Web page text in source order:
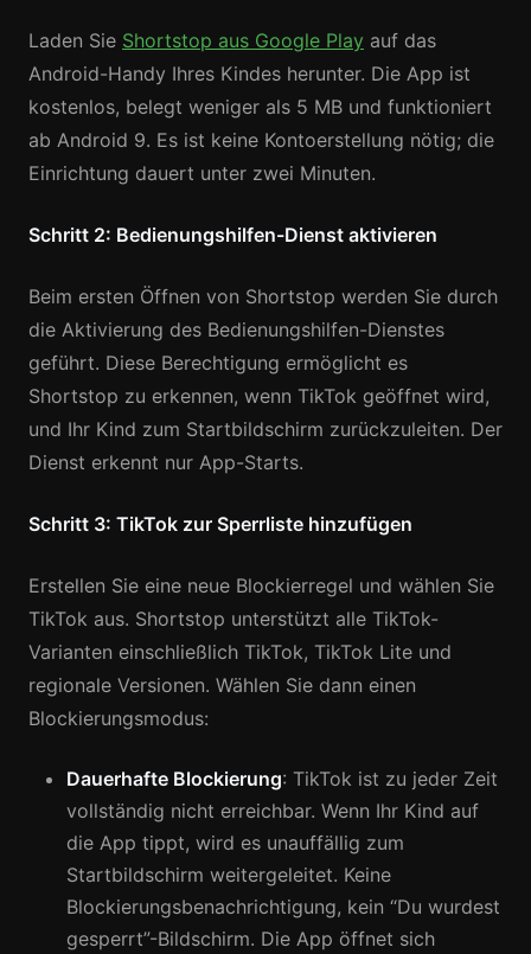
Laden Sie Shortstop aus Google Play auf das
Android-Handy Ihres Kindes herunter. Die App ist
kostenlos, belegt weniger als 5 MB und funktioniert
ab Android 9. Es ist keine Kontoerstellung nötig; die
Einrichtung dauert unter zwei Minuten.
Schritt 2: Bedienungshilfen-Dienst aktivieren
Beim ersten Öffnen von Shortstop werden Sie durch
die Aktivierung des Bedienungshilfen-Dienstes
geführt. Diese Berechtigung ermöglicht es
Shortstop zu erkennen, wenn TikTok geöffnet wird,
und Ihr Kind zum Startbildschirm zurückzuleiten. Der
Dienst erkennt nur App-Starts.
Schritt 3: TikTok zur Sperrliste hinzufügen
Erstellen Sie eine neue Blockierregel und wählen Sie
TikTok aus. Shortstop unterstützt alle TikTok-
Varianten einschließlich TikTok, TikTok Lite und
regionale Versionen. Wählen Sie dann einen
Blockierungsmodus:
Dauerhafte Blockierung: TikTok ist zu jeder Zeit
vollständig nicht erreichbar. Wenn Ihr Kind auf
die App tippt, wird es unauffällig zum
Startbildschirm weitergeleitet. Keine
Blockierungsbenachrichtigung, kein “Du wurdest
gesperrt”-Bildschirm. Die App öffnet sich